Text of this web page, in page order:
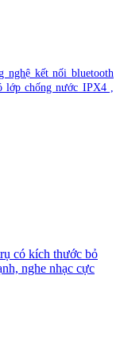
nghệ kết nối bluetooth
chống nước IPX4 ,
có kích thước bỏ
nghe nhạc cực